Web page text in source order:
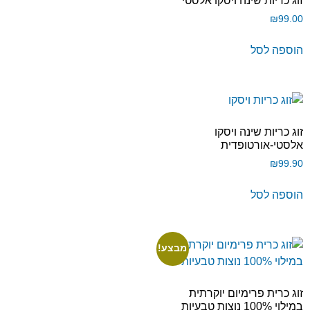
₪99.00
הוספה לסל
זוג כריות שינה ויסקו
אלסטי-אורטופדית
₪99.90
הוספה לסל
מבצע!
זוג כרית פרימיום יוקרתית
במילוי 100% נוצות טבעיות